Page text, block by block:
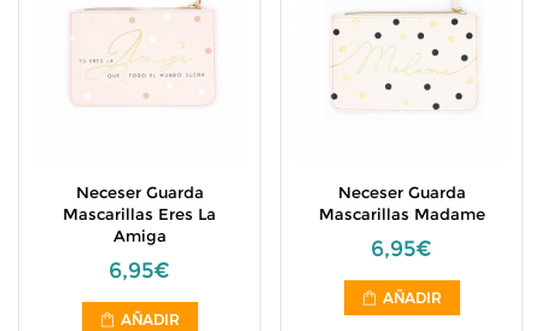
Neceser Guarda
Mascarillas Eres La
Amiga
6,95€
AÑADIR
Neceser Guarda
Mascarillas Madame
6,95€
AÑADIR